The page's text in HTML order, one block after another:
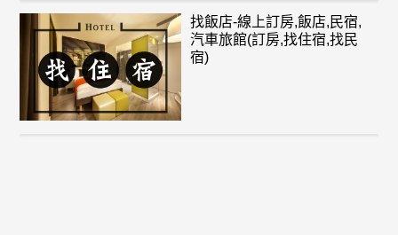
找飯店-線上訂房,飯店,民宿,
汽車旅館(訂房,找住宿,找民
宿)